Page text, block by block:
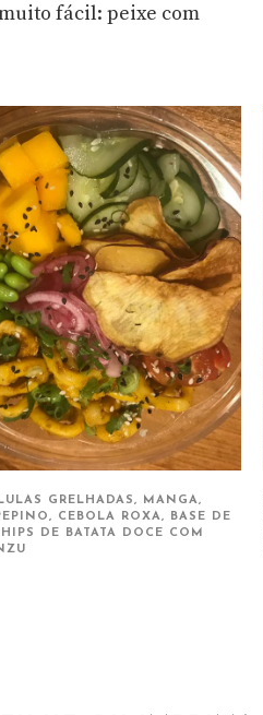
fácil: peixe com
GRELHADAS, MANGA,
CEBOLA ROXA, BASE DE
DE BATATA DOCE COM